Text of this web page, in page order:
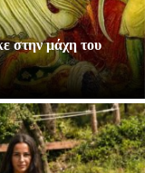
στην μάχη του